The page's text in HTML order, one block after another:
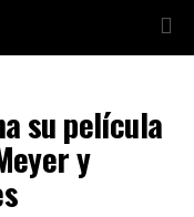
su película
y